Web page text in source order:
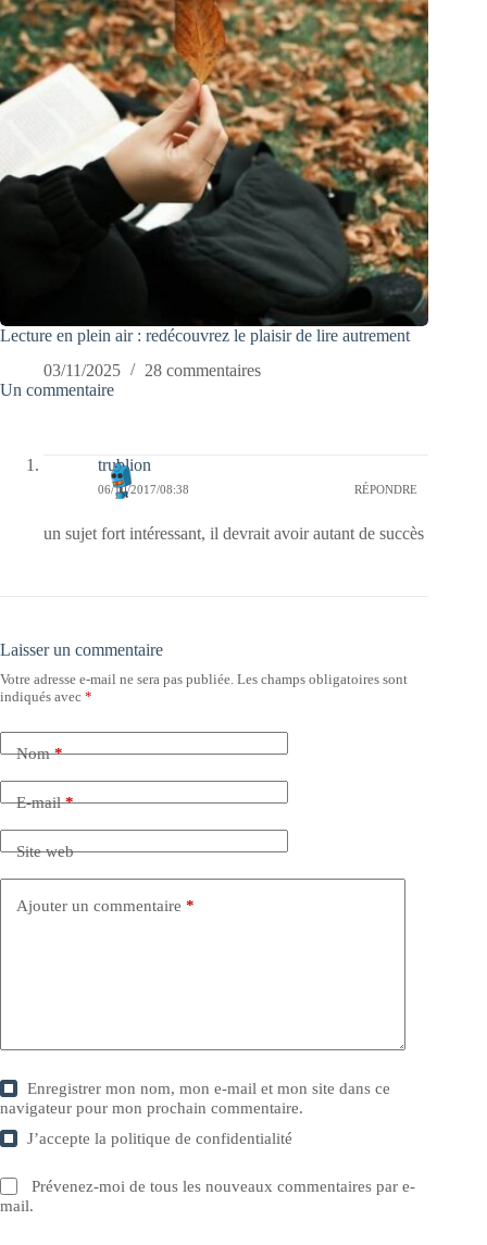
Lecture en plein air : redécouvrez le plaisir de lire autrement
03/11/2025
28 commentaires
Un commentaire
trublion
06/10/2017/08:38 RÉPONDRE
un sujet fort intéressant, il devrait avoir autant de succès
Laisser un commentaire
Votre adresse e-mail ne sera pas publiée. Les champs obligatoires sont
indiqués avec *
Nom*
E-mail*
Site web
Ajouter un commentaire *
Enregistrer mon nom, mon e-mail et mon site dans ce
navigateur pour mon prochain commentaire.
J’accepte lapolitique de confidentialité
Prévenez-moi de tous les nouveaux commentaires par e-
mail.